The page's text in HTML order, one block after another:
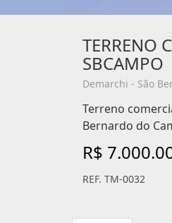
TERRENO
SBCAMPO
Demarchi - São
Terreno
Bernardo do
R$
REF. TM-0032